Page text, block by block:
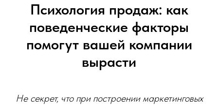
Психология продаж: как
поведенческие факторы
помогут вашей компании
вырасти
Не секрет, что при построении маркетинговых